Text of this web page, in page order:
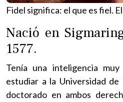
Fidel significa: el que es fiel.
Nació en
1577.
Tenía una inteligencia
estudiar a la Universidad
doctorado en ambos